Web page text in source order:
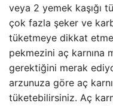
veya 2 yemek kaşığı
çok fazla şeker ve
tüketmeye dikkat
pekmezini aç karnına
gerektiğini merak
arzunuza göre aç
tüketebilirsiniz. Aç